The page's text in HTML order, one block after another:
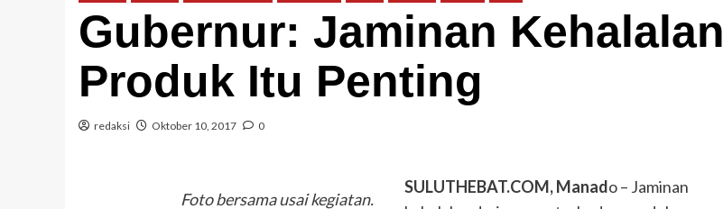
Gubernur: Jaminan Kehalalan
Produk Itu Penting
redaksi Oktober 10, 2017 0
Foto bersama usai kegiatan.
SULUTHEBAT.COM, Manado – Jaminan